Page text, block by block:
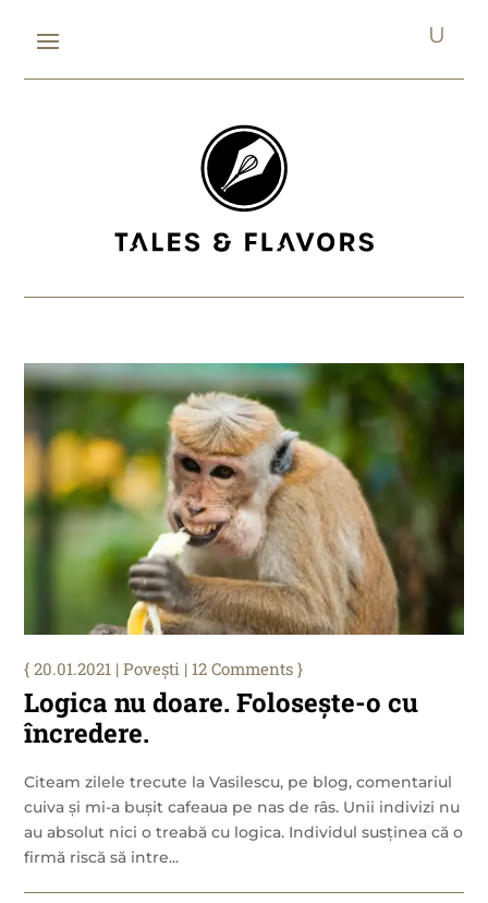
Logica nu doare. Folosește-o cu
încredere.
20.01.2021 |Povești | 12 Comments
Citeam zilele trecute la Vasilescu, pe blog, comentariul
cuiva și mi-a bușit cafeaua pe nas de râs. Unii indivizi nu
au absolut nici o treabă cu logica. Individul susținea că o
firmă riscă să intre...